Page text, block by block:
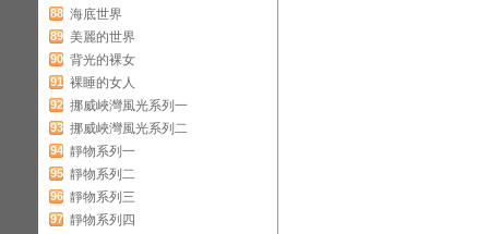
88 海底世界
89 美麗的世界
90 背光的裸女
91 裸睡的女人
92 挪威峽灣風光系列一
93 挪威峽灣風光系列二
94 靜物系列一
95 靜物系列二
96 靜物系列三
97 靜物系列四